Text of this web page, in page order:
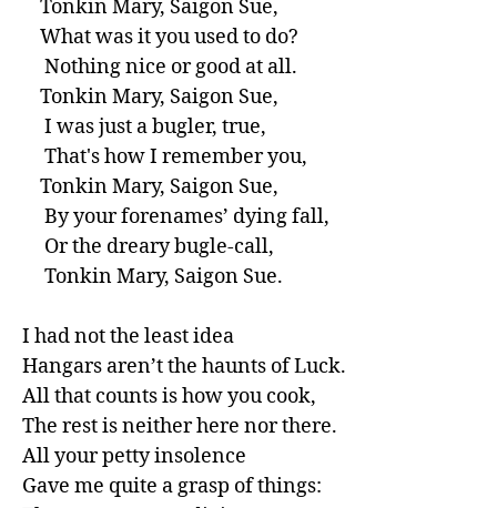
I had not the least idea
Hangars aren’t the haunts of Luck.
All that counts is how you cook,
The rest is neither here nor there.
All your petty insolence
Gave me quite a grasp of things: